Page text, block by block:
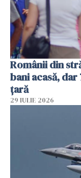
Românii din
bani acasă,
țară
29 IULIE 2026